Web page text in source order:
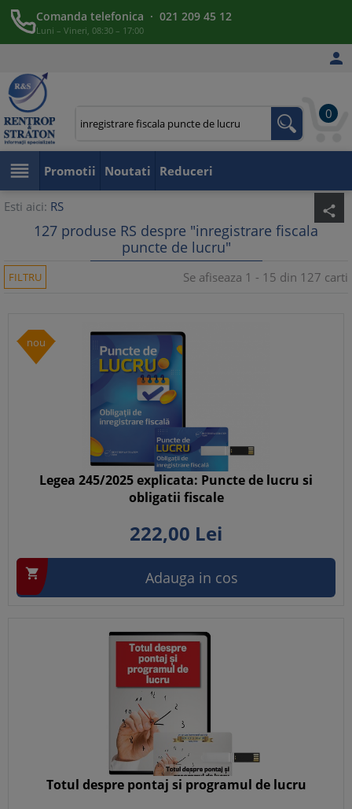
Comanda telefonica · 021 209 45 12
Luni – Vineri, 08:30 – 17:00

0
 Promotii Noutati Reduceri
Esti aici: RS share
127 produse RS despre "inregistrare fiscala
puncte de lucru"
FILTRU Se afiseaza 1 - 15 din 127 carti
nou
Legea 245/2025 explicata: Puncte de lucru si
obligatii fiscale
222,00 Lei
 Adauga in cos
Totul despre pontaj si programul de lucru